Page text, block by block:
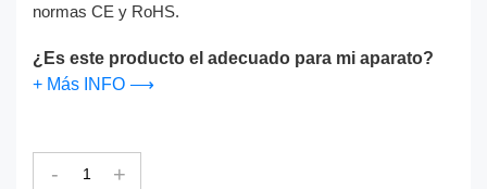
normas CE y RoHS.
¿Es este producto el adecuado para mi aparato?
+ Más INFO ⟶
- +